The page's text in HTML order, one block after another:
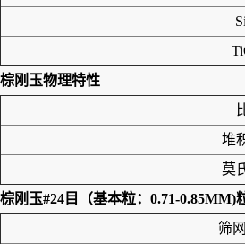
棕刚玉物理特性
堆
莫
棕刚玉#24目（基本粒：0.71-0.85MM)
筛